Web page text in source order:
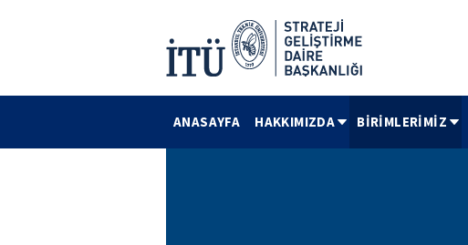
ANASAYFA HAKKIMIZDA BİRİMLERİMİZ